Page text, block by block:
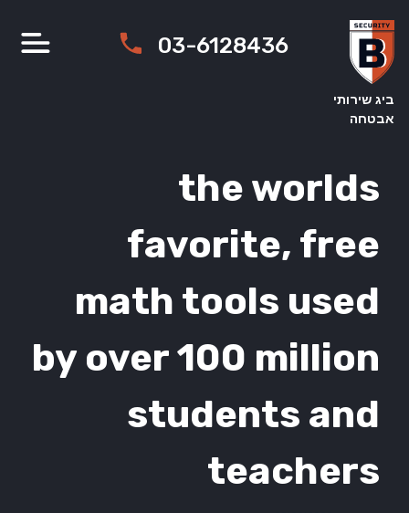
content
ביג שירותי
אבטחה
03-6128436
the worlds
favorite, free
math tools used
by over 100 million
students and
teachers